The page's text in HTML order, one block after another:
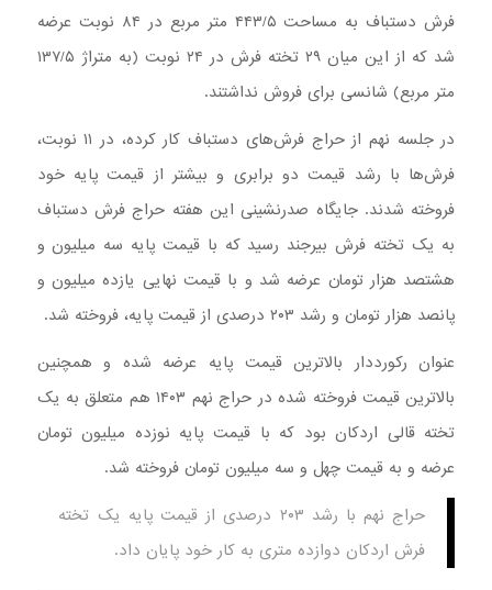
فرش دستباف به مساحت ۴۴۳/۵ متر مربع در ۸۴ نوبت عرضه
شد که از این میان ۲۹ تخته فرش در ۲۴ نوبت (به متراژ ۱۳۷/۵
متر مربع) شانسی برای فروش نداشتند.
در جلسه نهم از حراج فرش‌های دستباف کار کرده، در ۱۱ نوبت،
فرش‌ها با رشد قیمت دو برابری و بیشتر از قیمت پایه خود
فروخته شدند. جایگاه صدرنشینی این هفته حراج فرش دستباف
به یک تخته فرش بیرجند رسید که با قیمت پایه سه میلیون و
هشتصد هزار تومان عرضه شد و با قیمت نهایی یازده میلیون و
پانصد هزار تومان و رشد ۲۰۳ درصدی از قیمت پایه، فروخته شد.
عنوان رکورددار بالاترین قیمت پایه عرضه شده و همچنین
بالاترین قیمت فروخته شده در حراج نهم ۱۴۰۳ هم متعلق به یک
تخته قالی اردکان بود که با قیمت پایه نوزده میلیون تومان
عرضه و به قیمت چهل و سه میلیون تومان فروخته شد.
حراج نهم با رشد ۲۰۳ درصدی از قیمت پایه یک تخته
فرش اردکان دوازده متری به کار خود پایان داد.